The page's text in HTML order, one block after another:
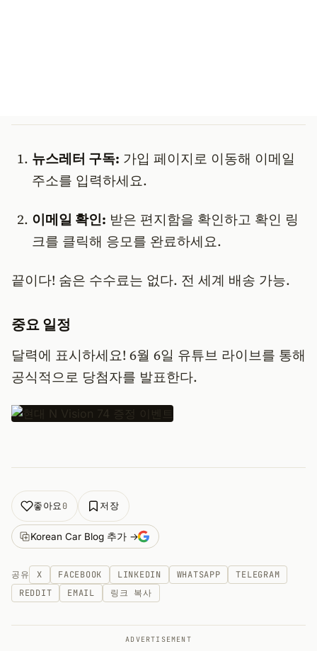
뉴스레터 구독: 가입 페이지로 이동해 이메일
주소를 입력하세요.
이메일 확인: 받은 편지함을 확인하고 확인 링
크를 클릭해 응모를 완료하세요.
끝이다! 숨은 수수료는 없다. 전 세계 배송 가능.
중요 일정
달력에 표시하세요! 6월 6일 유튜브 라이브를 통해
공식적으로 당첨자를 발표한다.
좋아요0 저장
Korean Car Blog 추가 →
공유 X FACEBOOK LINKEDIN WHATSAPP
TELEGRAM
REDDIT
EMAIL 링크 복사
ADVERTISEMENT